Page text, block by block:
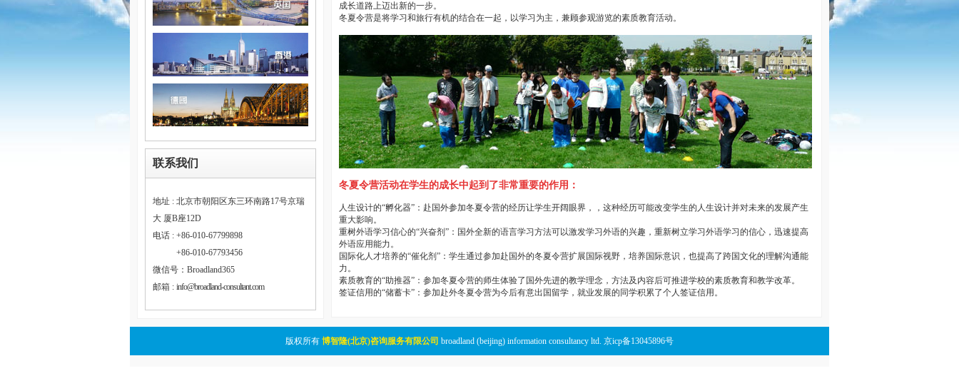
联系我们
地址 : 北京市朝阳区东三环南路17号京瑞
大 厦B座12D
电话 : +86-010-67799898
+86-010-67793456
微信号：Broadland365
邮箱 : info@broadland-consultant.com
成长道路上迈出新的一步。
冬夏令营是将学习和旅行有机的结合在一起，以学习为主，兼顾参观游览的素质教育活动。
冬夏令营活动在学生的成长中起到了非常重要的作用：
人生设计的“孵化器”：赴国外参加冬夏令营的经历让学生开阔眼界，，这种经历可能改变学生的人生设计并对未来的发展产生
重大影响。
重树外语学习信心的“兴奋剂”：国外全新的语言学习方法可以激发学习外语的兴趣，重新树立学习外语学习的信心，迅速提高
外语应用能力。
国际化人才培养的“催化剂”：学生通过参加赴国外的冬夏令营扩展国际视野，培养国际意识，也提高了跨国文化的理解沟通能
力。
素质教育的“助推器”：参加冬夏令营的师生体验了国外先进的教学理念，方法及内容后可推进学校的素质教育和教学改革。
签证信用的“储蓄卡”：参加赴外冬夏令营为今后有意出国留学，就业发展的同学积累了个人签证信用。
版权所有 博智隆(北京)咨询服务有限公司 broadland (beijing) information consultancy ltd. 京icp备13045896号